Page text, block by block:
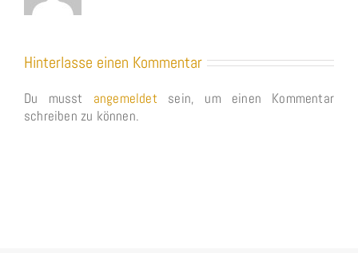
Hinterlasse einen Kommentar
Du musst angemeldet sein, um einen Kommentar
schreiben zu können.